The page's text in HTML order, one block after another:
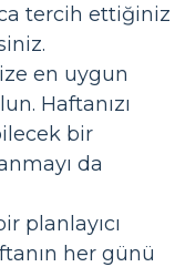
tercih ettiğiniz
en uygun
Haftanızı
bir
da
planlayıcı
her günü